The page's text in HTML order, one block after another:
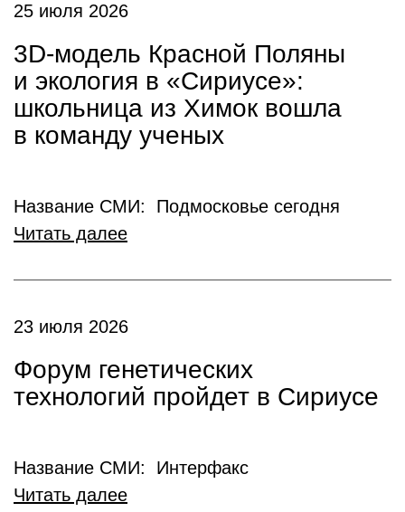
25 июля 2026
3D-модель Красной Поляны
и экология в «Сириусе»:
школьница из Химок вошла
в команду ученых
Название СМИ: Подмосковье сегодня
Читать далее
23 июля 2026
Форум генетических
технологий пройдет в Сириусе
Название СМИ: Интерфакс
Читать далее